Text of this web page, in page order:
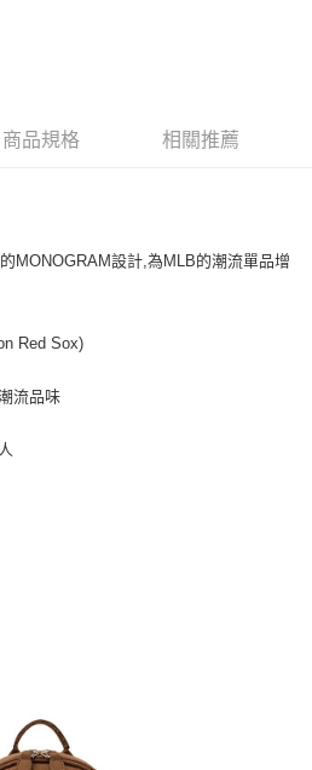
/不支援離島取退>
上)免運費
上)免運費
商品規格 相關推薦
MONOGRAM設計,為MLB的潮流單品增
Red Sox)
流品味